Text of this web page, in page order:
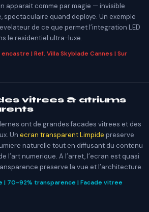
apparait comme par magie — invisible
spectaculaire quand deploye. Un exemple
de ce que permet l’integration LED
le residentiel ultra-luxe.
| Ref. Villa Skyblade Cannes | Sur
vitrees & atriums
ont de grandes facades vitrees et des
Un ecran transparent Limpide preserve
naturelle tout en diffusant du contenu
l’art numerique. A l’arret, l’ecran est quasi
preserve la vue et l’architecture.
| 70-92% transparence | Facade vitree